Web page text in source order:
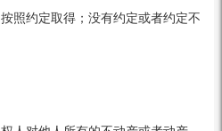
照约定取得；没有约定或者约定不